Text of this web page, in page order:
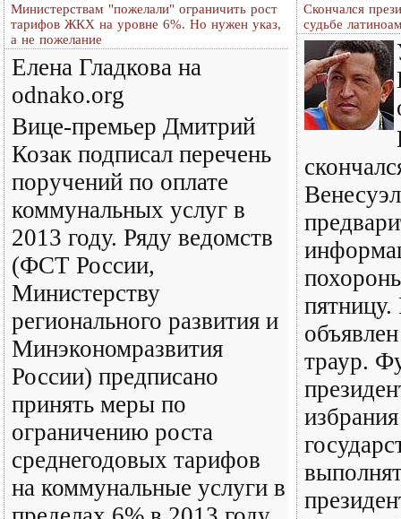
Министерствам "пожелали" ограничить рост
тарифов ЖКХ на уровне 6%. Но нужен указ,
а не пожелание
Елена Гладкова на
odnako.org
Вице-премьер Дмитрий
Козак подписал перечень
поручений по оплате
коммунальных услуг в
2013 году. Ряду ведомств
(ФСТ России,
Министерству
регионального развития и
Минэкономразвития
России) предписано
принять меры по
ограничению роста
среднегодовых тарифов
на коммунальные услуги в
Скончался
судьбе
пятницу.
траур.